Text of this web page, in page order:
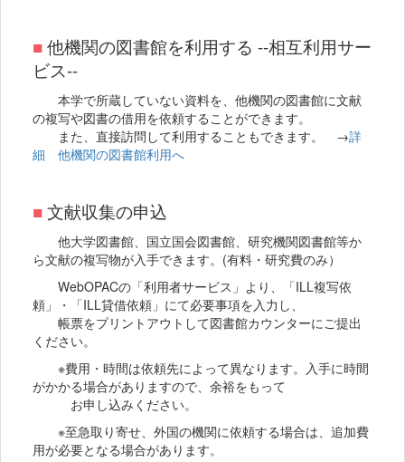
■他機関の図書館を利用する --相互利用サー
ビス--
本学で所蔵していない資料を、他機関の図書館に文献
の複写や図書の借用を依頼することができます。
また、直接訪問して利用することもできます。 →詳
細 他機関の図書館利用へ
■文献収集の申込
他大学図書館、国立国会図書館、研究機関図書館等か
ら文献の複写物が入手できます。(有料・研究費のみ）
WebOPACの「利用者サービス」より、「ILL複写依
頼」・「ILL貸借依頼」にて必要事項を入力し、
帳票をプリントアウトして図書館カウンターにご提出
ください。
※費用・時間は依頼先によって異なります。入手に時間
がかかる場合がありますので、余裕をもって
お申し込みください。
※至急取り寄せ、外国の機関に依頼する場合は、追加費
用が必要となる場合があります。